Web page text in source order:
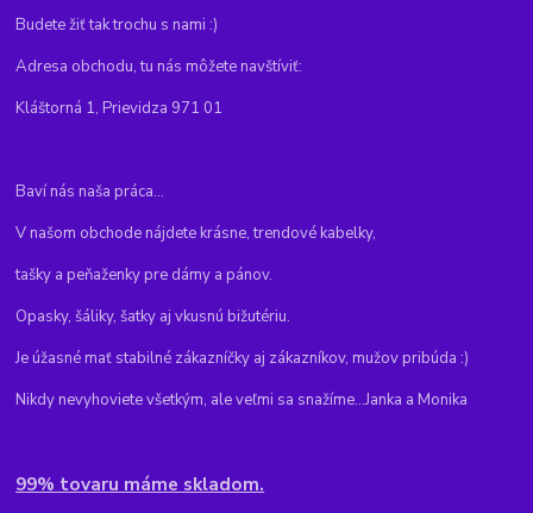
Budete žiť tak trochu s nami :)
Adresa obchodu, tu nás môžete navštíviť:
Kláštorná 1, Prievidza 971 01
Baví nás naša práca...
V našom obchode nájdete krásne, trendové kabelky,
tašky a peňaženky pre dámy a pánov.
Opasky, šáliky, šatky aj vkusnú bižutériu.
Je úžasné mať stabilné zákazníčky aj zákazníkov, mužov pribúda :)
Nikdy nevyhoviete všetkým, ale veľmi sa snažíme...Janka a Monika
99% tovaru máme skladom.